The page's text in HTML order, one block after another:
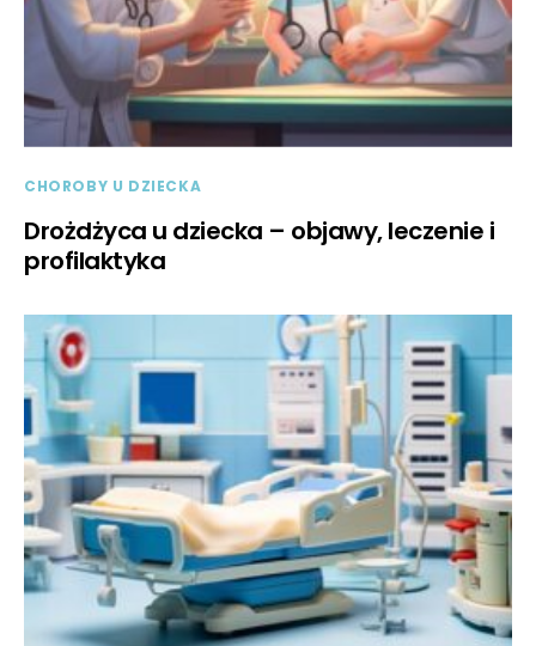
CHOROBY U DZIECKA
Drożdżyca u dziecka – objawy, leczenie i
profilaktyka